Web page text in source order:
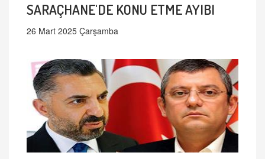
SARAÇHANE'DE KONU ETME AYIBI
26 Mart 2025 Çarşamba